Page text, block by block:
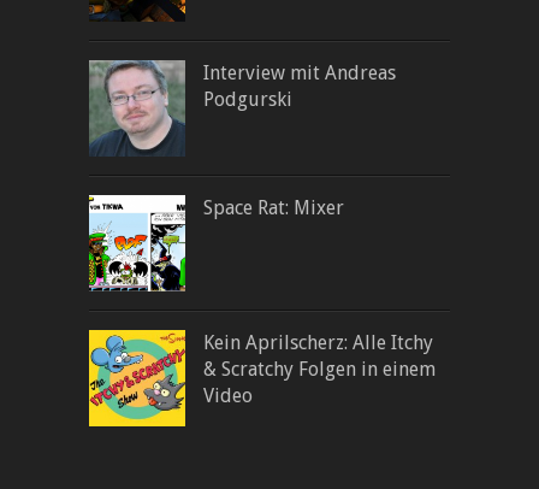
Interview mit Andreas
Podgurski
Space Rat: Mixer
Kein Aprilscherz: Alle Itchy
& Scratchy Folgen in einem
Video